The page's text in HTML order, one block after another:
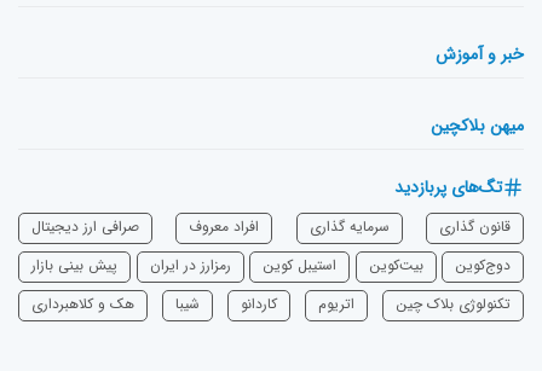
خبر و آموزش
میهن بلاکچین
تگ‌های پربازدید
قانون گذاری سرمایه‌ گذاری افراد معروف
صرافی ارز دیجیتال
دوج‌کوین
بیت‌کوین استیبل کوین رمزارز در ایران
پیش بینی بازار
تکنولوژی بلاک چین
اتریوم ‌کاردانو شیبا هک و کلاهبرداری